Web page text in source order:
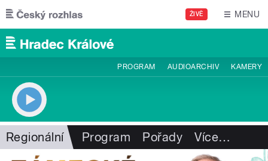
Přejít k hlavnímu obsahu
ŽIVĚ MENU
PROGRAM AUDIOARCHIV KAMERY
Regionální Program Pořady Více…